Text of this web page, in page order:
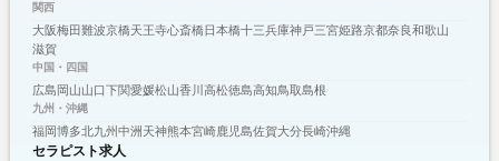
関西
大阪梅田難波京橋天王寺心斎橋日本橋十三兵庫神戸三宮姫路京都奈良和歌山
滋賀
中国・四国
広島岡山山口下関愛媛松山香川高松徳島高知鳥取島根
九州・沖縄
福岡博多北九州中洲天神熊本宮崎鹿児島佐賀大分長崎沖縄
セラピスト求人